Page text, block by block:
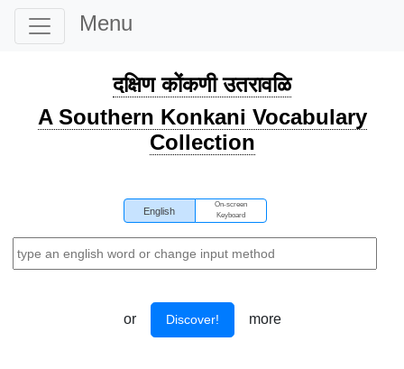
Menu
दक्षिण कोंकणी उतरावळि
A Southern Konkani Vocabulary
Collection
English
On-screen
Keyboard
or Discover! more